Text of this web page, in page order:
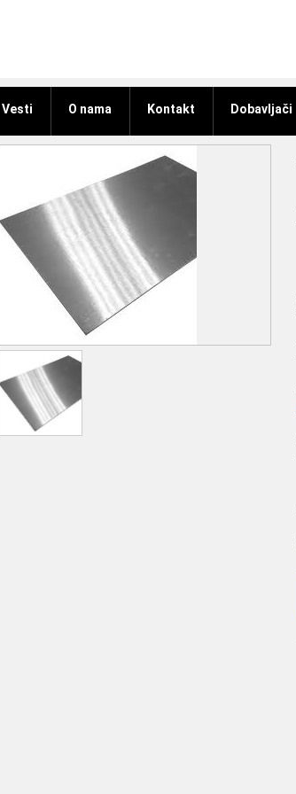
Vesti O nama Kontakt Dobavljači